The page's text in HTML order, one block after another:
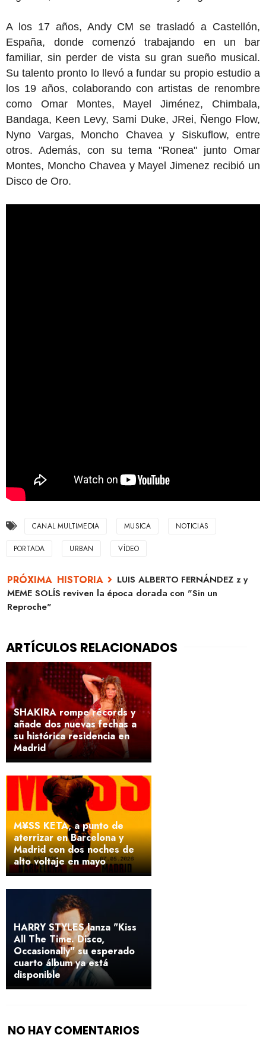
A los 17 años, Andy CM se trasladó a Castellón,
España, donde comenzó trabajando en un bar
familiar, sin perder de vista su gran sueño musical.
Su talento pronto lo llevó a fundar su propio estudio a
los 19 años, colaborando con artistas de renombre
como Omar Montes, Mayel Jiménez, Chimbala,
Bandaga, Keen Levy, Sami Duke, JRei, Ñengo Flow,
Nyno Vargas, Moncho Chavea y Siskuflow, entre
otros. Además, con su tema "Ronea" junto Omar
Montes, Moncho Chavea y Mayel Jimenez recibió un
Disco de Oro.
CANAL MULTIMEDIA MUSICA NOTICIAS
PORTADA URBAN VÍDEO
LUIS ALBERTO FERNÁNDEZ z y
MEME SOLÍS reviven la época dorada con "Sin un
Reproche"
SHAKIRA rompe récords y
añade dos nuevas fechas a
su histórica residencia en
Madrid
M¥SS KETA, a punto de
aterrizar en Barcelona y
Madrid con dos noches de
alto voltaje en mayo
HARRY STYLES lanza "Kiss
All The Time. Disco,
Occasionally" su esperado
cuarto álbum ya está
disponible
NO HAY COMENTARIOS